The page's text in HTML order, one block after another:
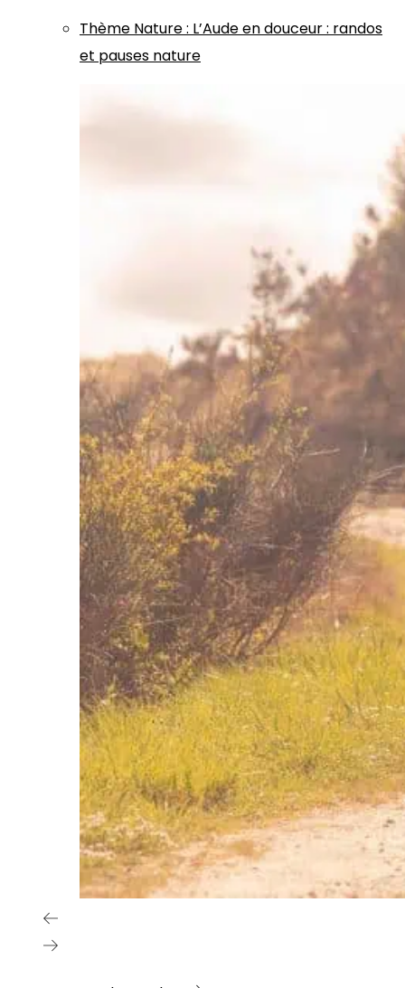
Thème Nature: L’Aude en douceur : randos
et pauses nature